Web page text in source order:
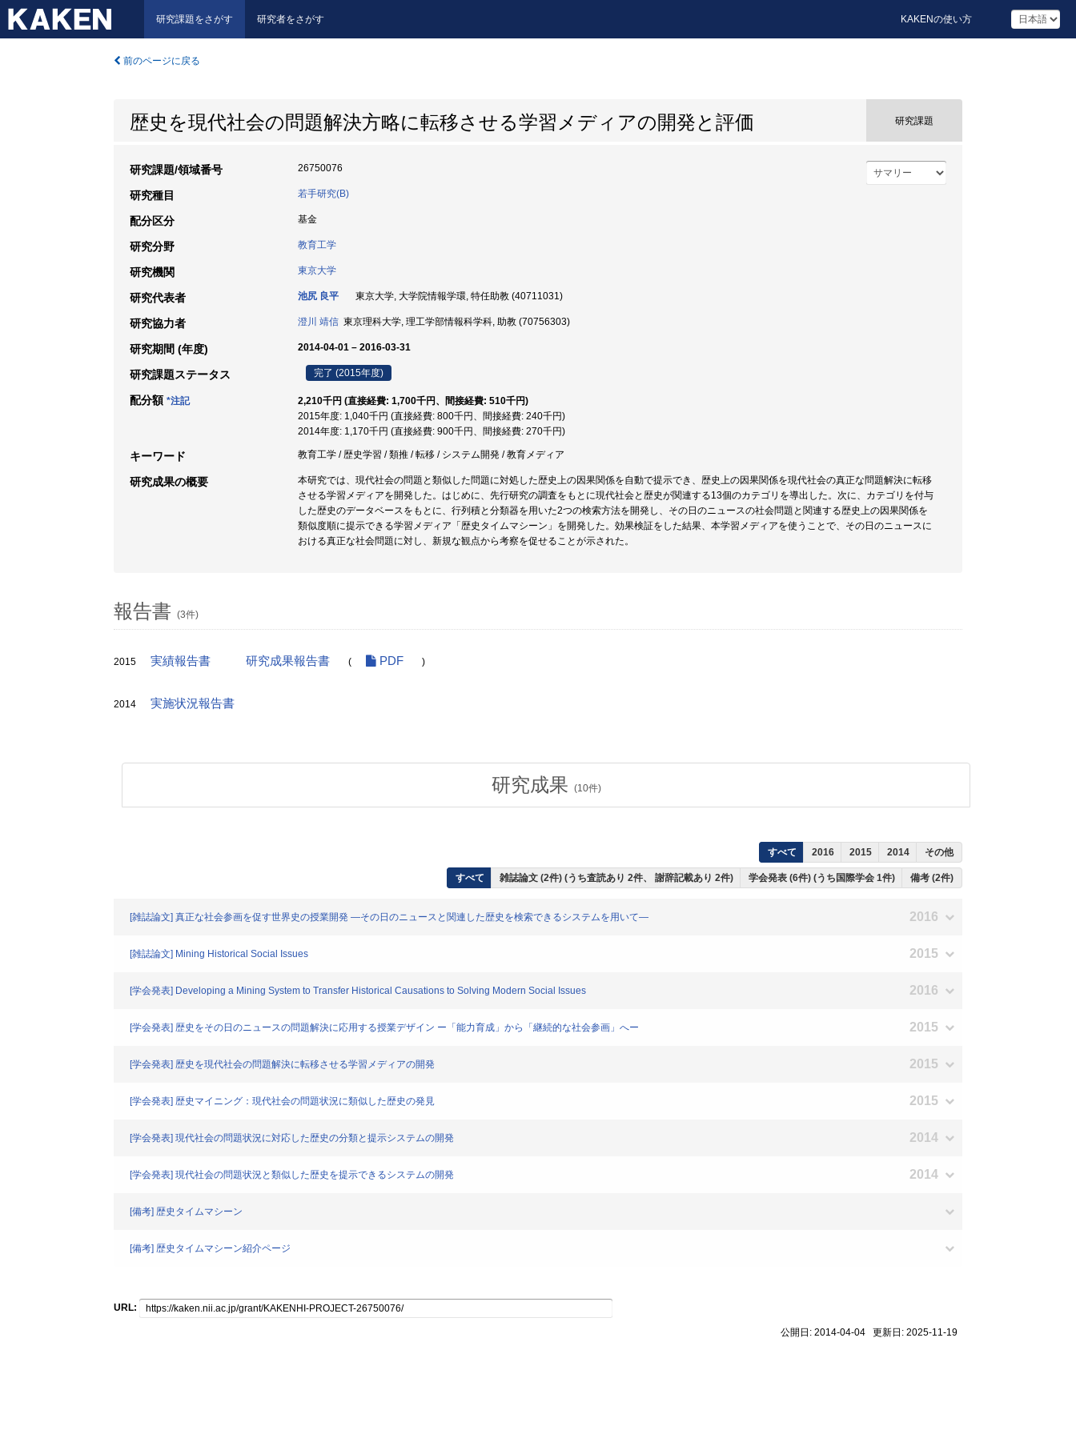
研究課題をさがす 研究者をさがす KAKENの使い方
前のページに戻る
歴史を現代社会の問題解決方略に転移させる学習メディアの開発と評価 研究課題
研究課題/領域番号 26750076
研究種目 若手研究(B)
配分区分 基金
研究分野 教育工学
研究機関 東京大学
研究代表者 池尻 良平 東京大学, 大学院情報学環, 特任助教 (40711031)
研究協力者 澄川 靖信 東京理科大学, 理工学部情報科学科, 助教 (70756303)
研究期間 (年度) 2014-04-01 – 2016-03-31
研究課題ステータス 完了 (2015年度)
配分額 *注記
2,210千円 (直接経費: 1,700千円、間接経費: 510千円)
2015年度: 1,040千円 (直接経費: 800千円、間接経費: 240千円)
2014年度: 1,170千円 (直接経費: 900千円、間接経費: 270千円)
キーワード 教育工学 / 歴史学習 / 類推 / 転移 / システム開発 / 教育メディア
研究成果の概要
本研究では、現代社会の問題と類似した問題に対処した歴史上の因果関係を自動で提示でき、歴史上の因果関係を現代社会の真正な問題解決に転移
させる学習メディアを開発した。はじめに、先行研究の調査をもとに現代社会と歴史が関連する13個のカテゴリを導出した。次に、カテゴリを付与
した歴史のデータベースをもとに、行列積と分類器を用いた2つの検索方法を開発し、その日のニュースの社会問題と関連する歴史上の因果関係を
類似度順に提示できる学習メディア「歴史タイムマシーン」を開発した。効果検証をした結果、本学習メディアを使うことで、その日のニュースに
おける真正な社会問題に対し、新規な観点から考察を促せることが示された。
報告書 (3件)
2015 実績報告書 研究成果報告書 ( PDF )
2014 実施状況報告書
研究成果 (10件)
すべて 2016 2015 2014 その他
すべて 雑誌論文 (2件) (うち査読あり 2件、 謝辞記載あり 2件) 学会発表 (6件) (うち国際学会 1件) 備考 (2件)
[雑誌論文] 真正な社会参画を促す世界史の授業開発 ―その日のニュースと関連した歴史を検索できるシステムを用いて― 2016
[雑誌論文] Mining Historical Social Issues 2015
[学会発表] Developing a Mining System to Transfer Historical Causations to Solving Modern Social Issues 2016
[学会発表] 歴史をその日のニュースの問題解決に応用する授業デザイン ー「能力育成」から「継続的な社会参画」へー 2015
[学会発表] 歴史を現代社会の問題解決に転移させる学習メディアの開発 2015
[学会発表] 歴史マイニング：現代社会の問題状況に類似した歴史の発見 2015
[学会発表] 現代社会の問題状況に対応した歴史の分類と提示システムの開発 2014
[学会発表] 現代社会の問題状況と類似した歴史を提示できるシステムの開発 2014
[備考] 歴史タイムマシーン
[備考] 歴史タイムマシーン紹介ページ
URL:
公開日: 2014-04-04 更新日: 2025-11-19